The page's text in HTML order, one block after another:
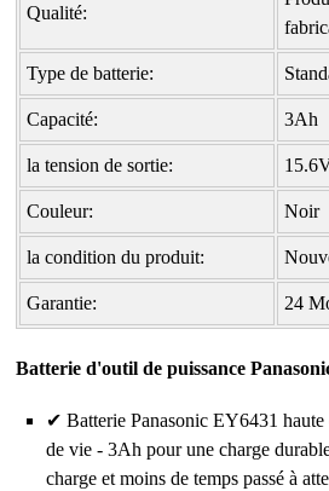
Qualité:
Type de batterie:
Capacité: 3Ah
la tension de sortie:
Couleur: Noir
la condition du produit:
Garantie: 24
Batterie d'outil de puissance
✔ Batterie Panasonic EY6431 haute
de vie - 3Ah pour une charge
charge et moins de temps passé à